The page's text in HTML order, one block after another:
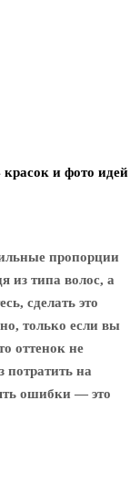
и фото идей
пропорции
из типа волос, а
сделать это
только если вы
оттенок не
потратить на
ошибки — это